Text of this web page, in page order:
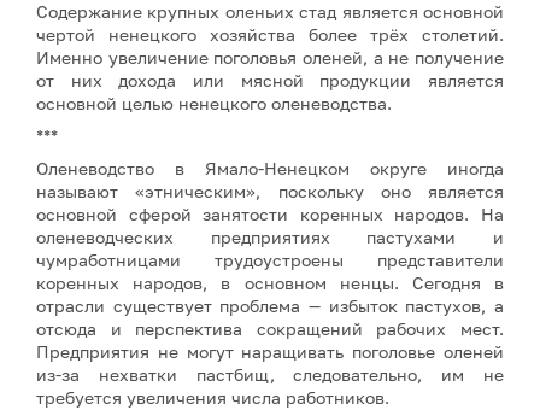
Содержание крупных оленьих стад является основной
чертой ненецкого хозяйства более трёх столетий.
Именно увеличение поголовья оленей, а не получение
от них дохода или мясной продукции является
основной целью ненецкого оленеводства.
***
Оленеводство в Ямало-Ненецком округе иногда
называют «этническим», поскольку оно является
основной сферой занятости коренных народов. На
оленеводческих предприятиях пастухами и
чумработницами трудоустроены представители
коренных народов, в основном ненцы. Сегодня в
отрасли существует проблема — избыток пастухов, а
отсюда и перспектива сокращений рабочих мест.
Предприятия не могут наращивать поголовье оленей
из-за нехватки пастбищ, следовательно, им не
требуется увеличения числа работников.